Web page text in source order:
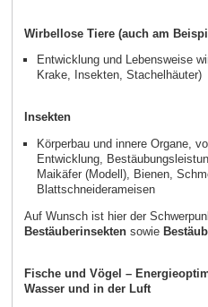
Wirbellose Tiere (auch am
Entwicklung und Lebensweise
Krake, Insekten, Stachelhäuter)
Insekten
Körperbau und innere Organe,
Entwicklung,
Maikäfer (Modell), Bienen,
Blattschneiderameisen
Auf Wunsch ist hier der
Bestäuberinsekten sowie
Fische und Vögel –
Wasser und in der Luft